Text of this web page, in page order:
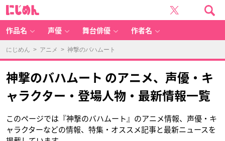
作品名 声優 舞台俳優 作者名
にじめん > アニメ > 神撃のバハムート
神撃のバハムート のアニメ、声優・キ
ャラクター・登場人物・最新情報一覧
このページでは『神撃のバハムート』のアニメ情報、声優・キ
ャラクターなどの情報、特集・オススメ記事と最新ニュースを